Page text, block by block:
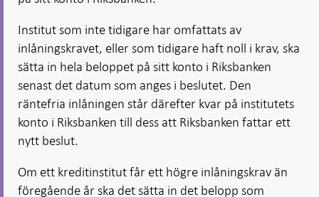
Institut som inte tidigare har omfattats av
inlåningskravet, eller som tidigare haft noll i krav, ska
sätta in hela beloppet på sitt konto i Riksbanken
senast det datum som anges i beslutet. Den
räntefria inlåningen står därefter kvar på institutets
konto i Riksbanken till dess att Riksbanken fattar ett
nytt beslut.
Om ett kreditinstitut får ett högre inlåningskrav än
föregående år ska det sätta in det belopp som